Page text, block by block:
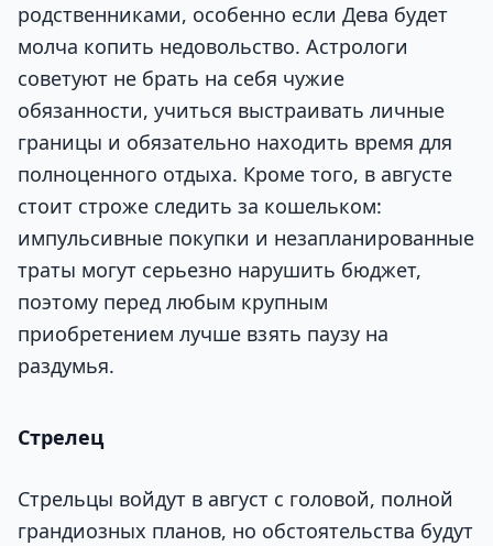
родственниками, особенно если Дева будет
молча копить недовольство. Астрологи
советуют не брать на себя чужие
обязанности, учиться выстраивать личные
границы и обязательно находить время для
полноценного отдыха. Кроме того, в августе
стоит строже следить за кошельком:
импульсивные покупки и незапланированные
траты могут серьезно нарушить бюджет,
поэтому перед любым крупным
приобретением лучше взять паузу на
раздумья.
Стрелец
Стрельцы войдут в август с головой, полной
грандиозных планов, но обстоятельства будут